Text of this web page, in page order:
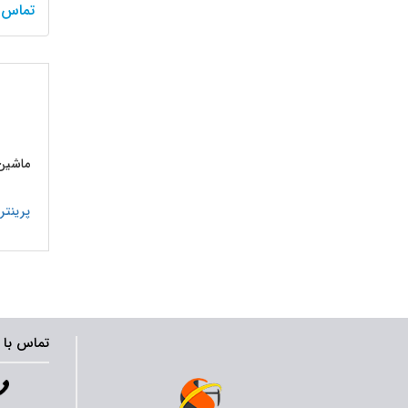
تماس
پرینتر
تماس